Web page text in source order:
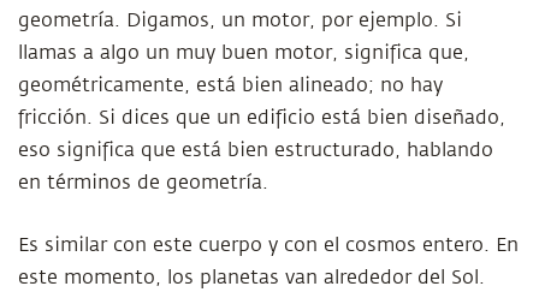
geometría. Digamos, un motor, por ejemplo. Si
llamas a algo un muy buen motor, significa que,
geométricamente, está bien alineado; no hay
fricción. Si dices que un edificio está bien diseñado,
eso significa que está bien estructurado, hablando
en términos de geometría.
Es similar con este cuerpo y con el cosmos entero. En
este momento, los planetas van alrededor del Sol.